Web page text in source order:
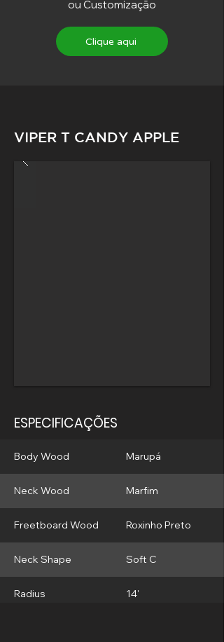
Seymour Duncan 59
Middle Pickup
Seymour Duncan
SSL2 RWRP
ou Customização
Clique aqui
VIPER T CANDY APPLE
ESPECIFICAÇÕES
Body Wood Marupá
Neck Wood Marfim
Freetboard Wood Roxinho Preto
Neck Shape Soft C
Radius 14'